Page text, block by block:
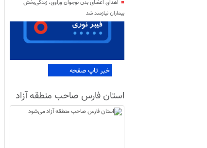
اهدای اعضای بدن نوجوان وراوی، زندگی‌بخش
بیماران نیازمند شد
خبر تاپ صفحه
استان فارس صاحب منطقه آزاد
می‌شود